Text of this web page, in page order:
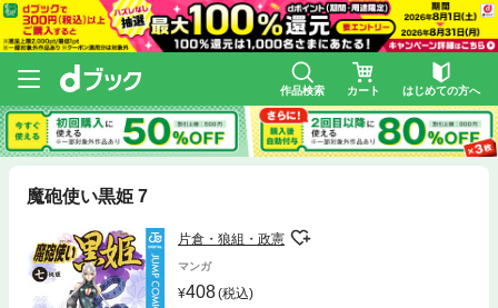
作品検索 カート はじめての方へ
魔砲使い黒姫 7
片倉・狼組・政憲
マンガ
408(税込)